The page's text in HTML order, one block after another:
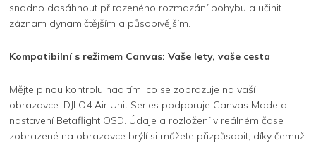
snadno dosáhnout přirozeného rozmazání pohybu a učinit
záznam dynamičtějším a působivějším.
Kompatibilní s režimem Canvas: Vaše lety, vaše cesta
Mějte plnou kontrolu nad tím, co se zobrazuje na vaší
obrazovce. DJI O4 Air Unit Series podporuje Canvas Mode a
nastavení Betaflight OSD. Údaje a rozložení v reálném čase
zobrazené na obrazovce brýlí si můžete přizpůsobit, díky čemuž